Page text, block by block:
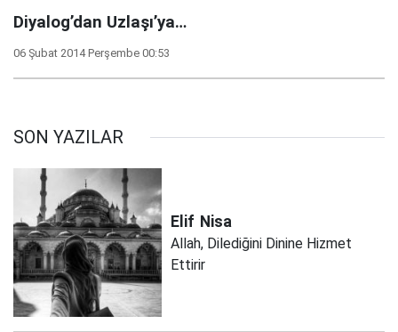
Diyalog’dan Uzlaşı’ya…
06 Şubat 2014 Perşembe 00:53
SON YAZILAR
Elif Nisa
Allah, Dilediğini Dinine Hizmet
Ettirir